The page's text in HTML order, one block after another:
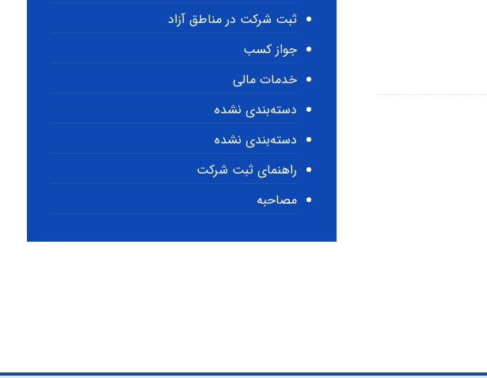
ثبت شرکت در مناطق آزاد
جواز کسب
خدمات مالی
دسته‌بندی نشده
دسته‌بندی نشده
راهنمای ثبت شرکت
مصاحبه